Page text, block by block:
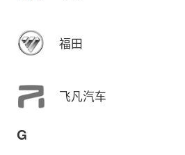
福田
飞凡汽车
G